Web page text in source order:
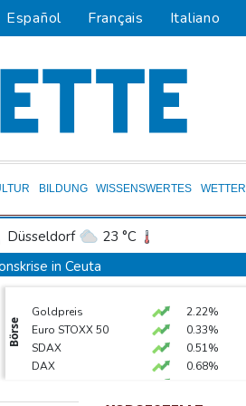
Español Français Italiano
BILDUNG WISSENSWERTES WETTER
Düsseldorf
23 °C
Dortmund
Wien
30 °C
in Ceuta
kündigt Berufung an
unterbrochen
Börse
Goldpreis 2.22%
Euro STOXX 50
0.33%
SDAX
0.51%
DAX
0.68%
MDAX
-0.07%